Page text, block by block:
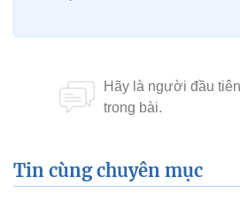
Tin cùng chuyên mục